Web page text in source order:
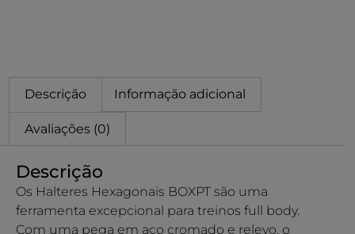
Descrição Informação adicional
Avaliações (0)
Descrição
Os Halteres Hexagonais BOXPT são uma
ferramenta excepcional para treinos full body.
Com uma pega em aço cromado e relevo, o